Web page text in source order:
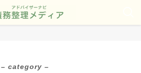
– category –